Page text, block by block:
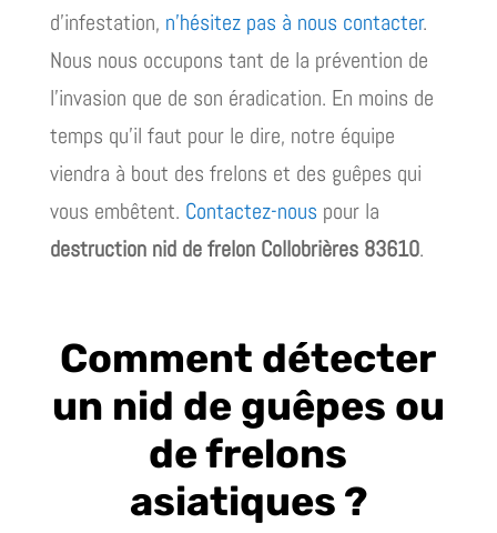
d’infestation, n’hésitez pas à nous contacter.
Nous nous occupons tant de la prévention de
l’invasion que de son éradication. En moins de
temps qu’il faut pour le dire, notre équipe
viendra à bout des frelons et des guêpes qui
vous embêtent. Contactez-nous pour la
destruction nid de frelon Collobrières 83610.
Comment détecter
un nid de guêpes ou
de frelons
asiatiques ?